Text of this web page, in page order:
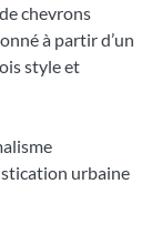
chevrons
à partir d’un
style et
urbaine